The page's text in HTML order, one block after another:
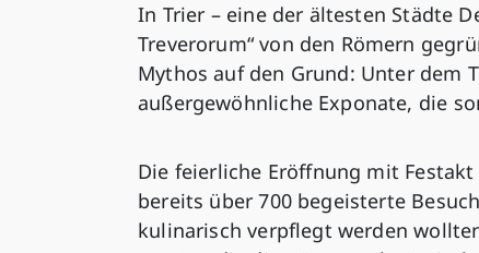
In Trier – eine der ältesten Städte
Treverorum“ von den Römern
Mythos auf den Grund: Unter dem
außergewöhnliche Exponate, die
Die feierliche Eröffnung mit
bereits über 700 begeisterte
kulinarisch verpflegt werden